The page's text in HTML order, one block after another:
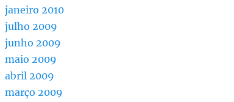
janeiro 2010
julho 2009
junho 2009
maio 2009
abril 2009
março 2009